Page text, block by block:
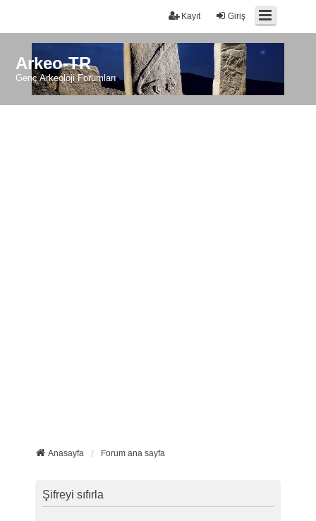
Giriş
Kayıt
Arkeo-TR
Genç Arkeoloji Forumları
Anasayfa Forum ana sayfa
Şifreyi sıfırla